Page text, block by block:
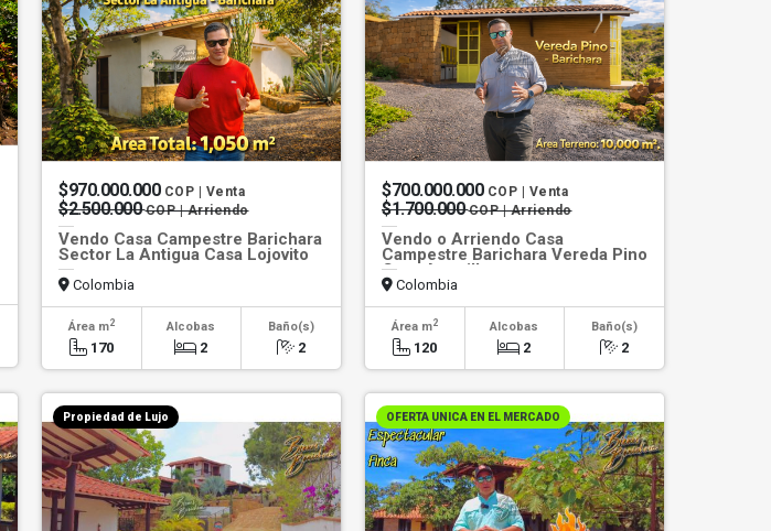
$970.000.000 COP | Venta
$2.500.000COP | Arriendo
Vendo Casa Campestre Barichara
Sector La Antigua Casa Lojovito
Colombia
Área m2
170
Alcobas
2
Baño(s)
2
$700.000.000 COP | Venta
$1.700.000COP | Arriendo
Vendo o Arriendo Casa
Campestre Barichara Vereda Pino
Casa Amarillo
Colombia
Área m2
120
Alcobas
2
Baño(s)
2
Propiedad de Lujo OFERTA UNICA EN EL MERCADO